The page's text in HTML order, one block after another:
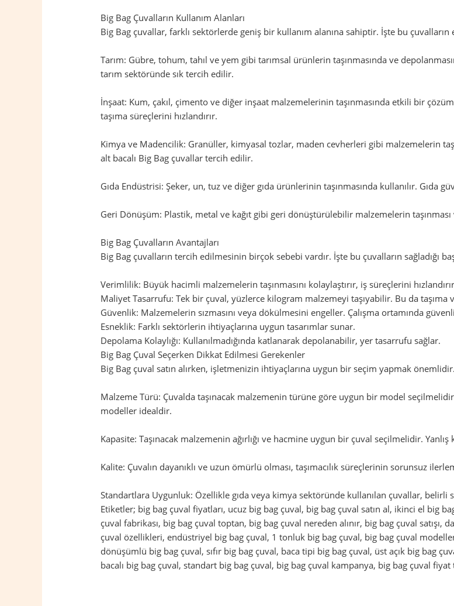
Big Bag Çuvalların Kullanım Alanları
Big Bag çuvallar, farklı sektörlerde geniş bir kullanım alanına sahiptir. İşte bu çuvalların
Tarım: Gübre, tohum, tahıl ve yem gibi tarımsal ürünlerin taşınmasında ve
tarım sektöründe sık tercih edilir.
İnşaat: Kum, çakıl, çimento ve diğer inşaat malzemelerinin taşınmasında etkili bir
taşıma süreçlerini hızlandırır.
Kimya ve Madencilik: Granüller, kimyasal tozlar, maden cevherleri gibi malzemelerin
alt bacalı Big Bag çuvallar tercih edilir.
Gıda Endüstrisi: Şeker, un, tuz ve diğer gıda ürünlerinin taşınmasında kullanılır. Gıda
Geri Dönüşüm: Plastik, metal ve kağıt gibi geri dönüştürülebilir malzemelerin taşınması
Big Bag Çuvalların Avantajları
Big Bag çuvalların tercih edilmesinin birçok sebebi vardır. İşte bu çuvalların sağladığı
Verimlilik: Büyük hacimli malzemelerin taşınmasını kolaylaştırır, iş süreçlerini
Maliyet Tasarrufu: Tek bir çuval, yüzlerce kilogram malzemeyi taşıyabilir. Bu da
Güvenlik: Malzemelerin sızmasını veya dökülmesini engeller. Çalışma ortamında
Esneklik: Farklı sektörlerin ihtiyaçlarına uygun tasarımlar sunar.
Depolama Kolaylığı: Kullanılmadığında katlanarak depolanabilir, yer tasarrufu sağlar.
Big Bag Çuval Seçerken Dikkat Edilmesi Gerekenler
Big Bag çuval satın alırken, işletmenizin ihtiyaçlarına uygun bir seçim yapmak
Malzeme Türü: Çuvalda taşınacak malzemenin türüne göre uygun bir model
modeller idealdir.
Kapasite: Taşınacak malzemenin ağırlığı ve hacmine uygun bir çuval seçilmelidir.
Kalite: Çuvalın dayanıklı ve uzun ömürlü olması, taşımacılık süreçlerinin sorunsuz
Standartlara Uygunluk: Özellikle gıda veya kimya sektöründe kullanılan çuvallar, belirli
Etiketler; big bag çuval fiyatları, ucuz big bag çuval, big bag çuval satın al, ikinci el big
çuval fabrikası, big bag çuval toptan, big bag çuval nereden alınır, big bag çuval satışı,
çuval özellikleri, endüstriyel big bag çuval, 1 tonluk big bag çuval, big bag çuval
dönüşümlü big bag çuval, sıfır big bag çuval, baca tipi big bag çuval, üst açık big bag
bacalı big bag çuval, standart big bag çuval, big bag çuval kampanya, big bag çuval fiyat